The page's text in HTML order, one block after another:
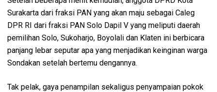
Surakarta dari fraksi PAN yang akan maju sebagai Caleg
DPR RI dari fraksi PAN Solo Dapil V yang meliputi daerah
pemilihan Solo, Sukoharjo, Boyolali dan Klaten ini berbicara
panjang lebar seputar apa yang menjadikan keinginan warga
Sondakan setelah bertemu dengannya.
Tak pelak, gaya penampilan sekaligus penyampaian pokok